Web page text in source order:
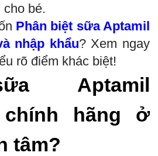
bé.
Phân biệt sữa Aptamil
nhập khẩu? Xem ngay
rõ điểm khác biệt!
Aptamil
chính hãng ở
tâm?